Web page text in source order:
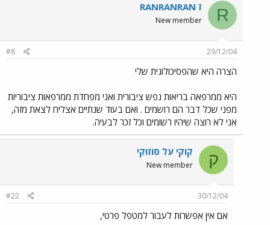
R RANRANRAN ז
New member
29/12/04
#8
הצרה היא שהפסיכולוגית שלי
היא ממרפאה בריאות נפש ציבורית ואני מפחדת ממרפאות ציבוריות
מפני שכל דבר הם רושמים . ואם בעוד שנתיים אצליח לצאת מזה,
אני לא רוצה שיהיו רשומים וכל זכר לבעיה.
ק קוקי על סוזוקי
New member
30/12/04
#22
אם אין אפשרות לעבור למטפל פרטי,